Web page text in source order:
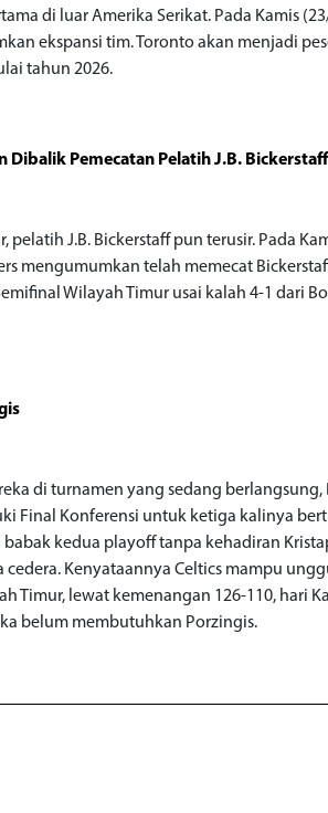
di luar Amerika Serikat. Pada Kamis
ekspansi tim. Toronto akan menjadi
tahun 2026.
Dibalik Pemecatan Pelatih J.B. Bickerstaff
pelatih J.B. Bickerstaff pun terusir. Pada
mengumumkan telah memecat
Wilayah Timur usai kalah 4-1 dari
di turnamen yang sedang berlangsung,
Final Konferensi untuk ketiga kalinya
kedua playoff tanpa kehadiran
cedera. Kenyataannya Celtics mampu
Timur, lewat kemenangan 126-110, hari
belum membutuhkan Porzingis.